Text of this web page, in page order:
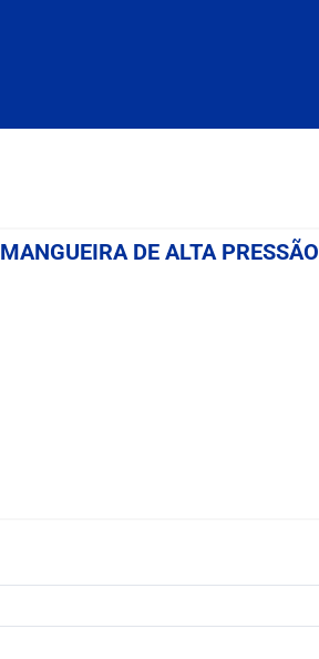
MANGUEIRA DE ALTA PRESSÃO